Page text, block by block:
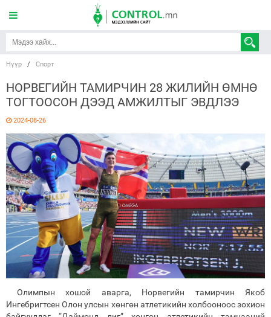
Нүүр / Спорт
НОРВЕГИЙН ТАМИРЧИН 28 ЖИЛИЙН ӨМНӨ
ТОГТООСОН ДЭЭД АМЖИЛТЫГ ЭВДЛЭЭ
2024-08-26
Олимпын хошой аварга, Норвегийн тамирчин Якоб
Ингебригтсен Олон улсын хөнгөн атлетикийн холбооноос зохион